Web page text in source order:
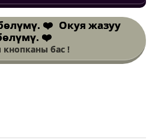
Окуя жазуу
❤️
бас !